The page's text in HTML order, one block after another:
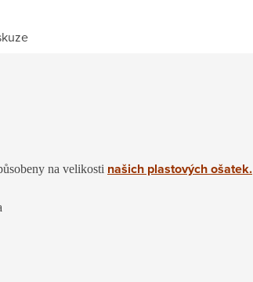
na velikosti našich plastových ošatek.